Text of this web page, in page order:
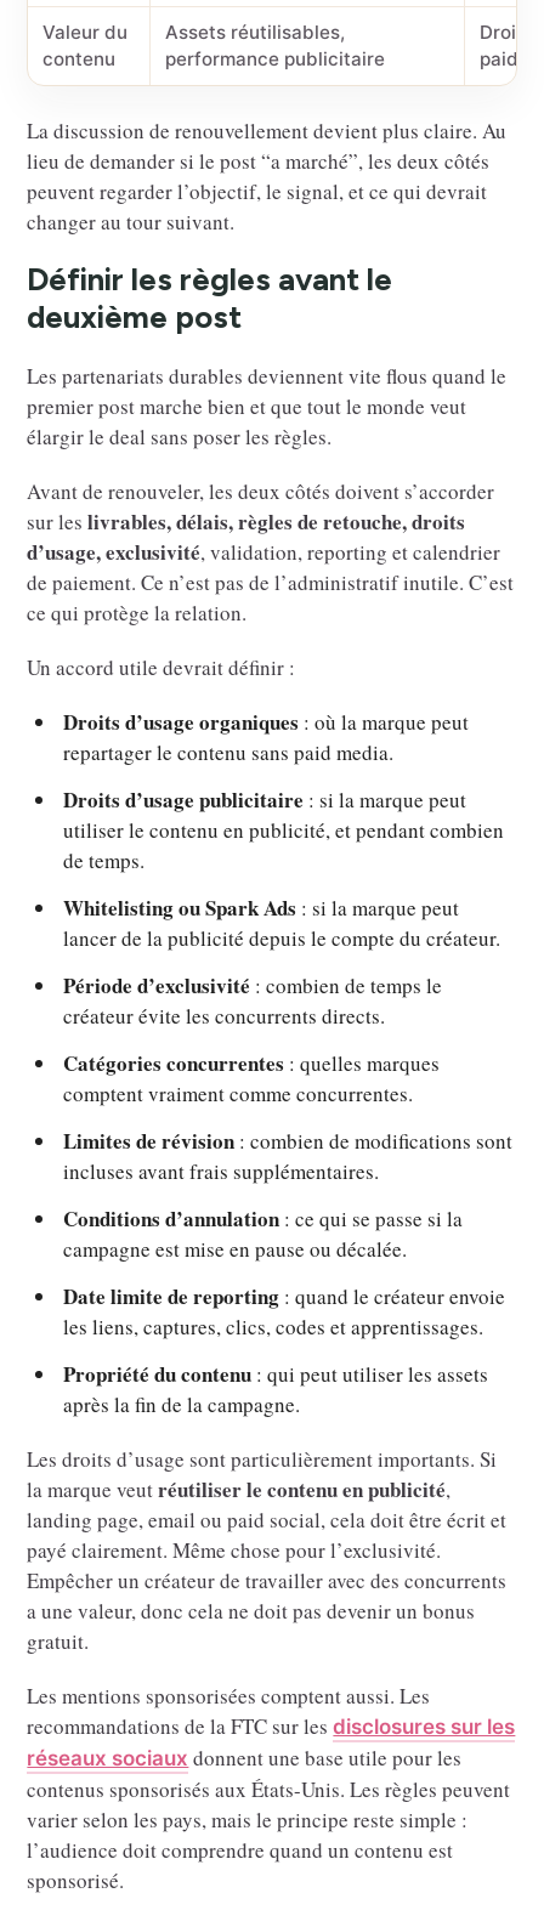
Valeur du
contenu
Assets réutilisables,
performance publicitaire
Droits
paid
La discussion de renouvellement devient plus claire. Au
lieu de demander si le post “a marché”, les deux côtés
peuvent regarder l’objectif, le signal, et ce qui devrait
changer au tour suivant.
Définir les règles avant le
deuxième post
Les partenariats durables deviennent vite flous quand le
premier post marche bien et que tout le monde veut
élargir le deal sans poser les règles.
Avant de renouveler, les deux côtés doivent s’accorder
sur leslivrables, délais, règles de retouche, droits
d’usage, exclusivité, validation, reporting et calendrier
de paiement. Ce n’est pas de l’administratif inutile. C’est
ce qui protège la relation.
Un accord utile devrait définir :
Droits d’usage organiques : où la marque peut
repartager le contenu sans paid media.
Droits d’usage publicitaire : si la marque peut
utiliser le contenu en publicité, et pendant combien
de temps.
Whitelisting ou Spark Ads : si la marque peut
lancer de la publicité depuis le compte du créateur.
Période d’exclusivité : combien de temps le
créateur évite les concurrents directs.
Catégories concurrentes : quelles marques
comptent vraiment comme concurrentes.
Limites de révision: combien de modifications sont
incluses avant frais supplémentaires.
Conditions d’annulation: ce qui se passe si la
campagne est mise en pause ou décalée.
Date limite de reporting: quand le créateur envoie
les liens, captures, clics, codes et apprentissages.
Propriété du contenu: qui peut utiliser les assets
après la fin de la campagne.
Les droits d’usage sont particulièrement importants. Si
la marque veutréutiliser le contenu en publicité,
landing page, email ou paid social, cela doit être écrit et
payé clairement. Même chose pour l’exclusivité.
Empêcher un créateur de travailler avec des concurrents
a une valeur, donc cela ne doit pas devenir un bonus
gratuit.
Les mentions sponsorisées comptent aussi. Les
recommandations de la FTC sur lesdisclosures sur les
réseaux sociaux donnent une base utile pour les
contenus sponsorisés aux États-Unis. Les règles peuvent
varier selon les pays, mais le principe reste simple :
l’audience doit comprendre quand un contenu est
sponsorisé.